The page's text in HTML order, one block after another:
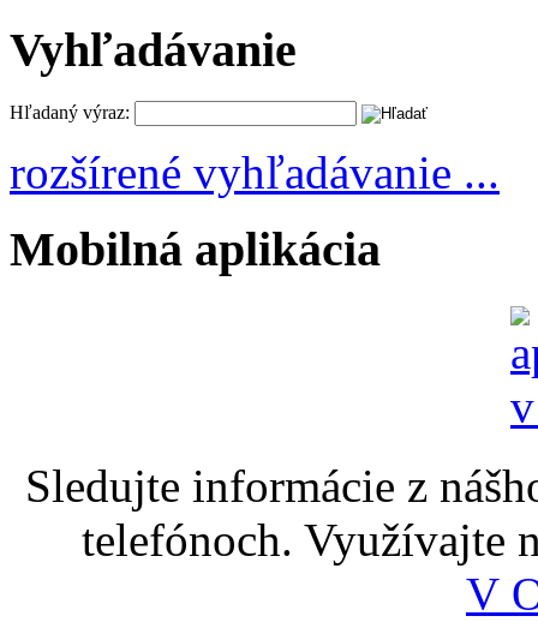
Vyhľadávanie
Hľadaný výraz:
rozšírené vyhľadávanie ...
Mobilná aplikácia
Sledujte informácie z
telefónoch. Využívajte
V